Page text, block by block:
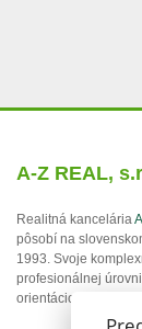
A-Z REAL,
Realitná kancelária
pôsobí na
1993. Svoje
profesionálnej
orientáciou na